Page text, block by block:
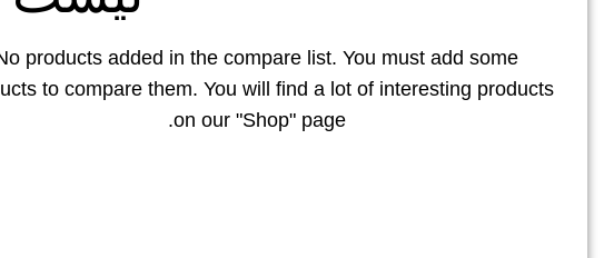
products added in the compare list. You must add some
to compare them. You will find a lot of interesting products
on our "Shop" page.